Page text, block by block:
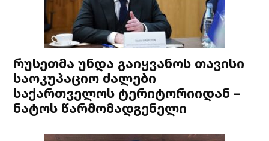
რუსეთმა უნდა გაიყვანოს თავისი
საოკუპაციო ძალები
საქართველოს ტერიტორიიდან –
ნატოს წარმომადგენელი